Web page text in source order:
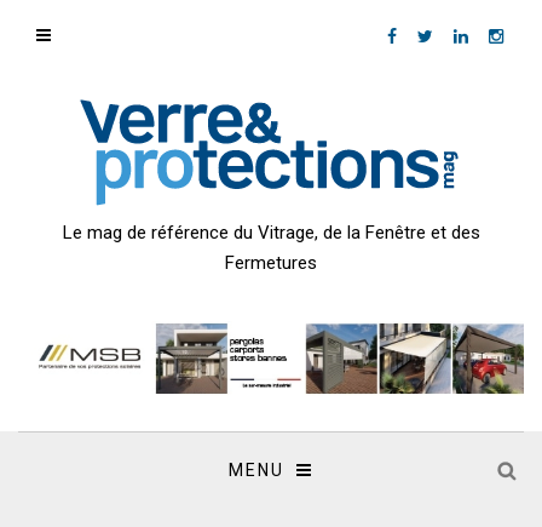
Le mag de référence du Vitrage, de la Fenêtre et des
Fermetures
MENU